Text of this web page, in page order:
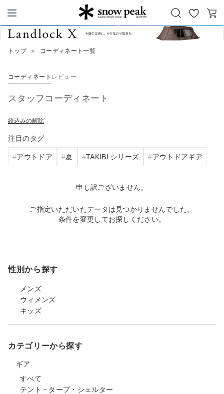
Snow Peak
お
気
カ
トップ ＞ コーディネート一覧
コーディネート レビュー
スタッフコーディネート
絞込みの解除
注目のタグ
アウトドア 夏 TAKIBI シリーズ アウトドアギア
申し訳ございません。
ご指定いただいたデータは見つかりませんでした。
条件を変更してお探しください。
性別から探す
メンズ
ウィメンズ
キッズ
カテゴリーから探す
ギア
すべて
テント・タープ・シェルター